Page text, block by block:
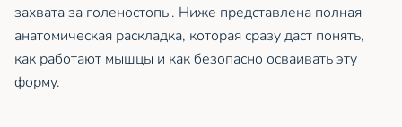
захвата за голеностопы. Ниже представлена полная
анатомическая раскладка, которая сразу даст понять,
как работают мышцы и как безопасно осваивать эту
форму.